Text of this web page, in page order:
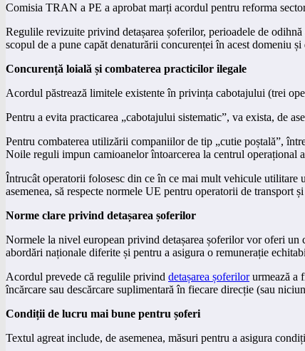
Comisia TRAN a PE a aprobat marți acordul pentru reforma
Regulile revizuite privind detașarea șoferilor, perioadele de
scopul de a pune capăt denaturării concurenței în acest domeniu
Concurență loială și combaterea practicilor ilegale
Acordul păstrează limitele existente în privința cabotajului (trei
Pentru a evita practicarea „cabotajului sistematic”, va exista, de
Pentru combaterea utilizării companiilor de tip „cutie poștală”,
Noile reguli impun camioanelor întoarcerea la centrul operațional
Întrucât operatorii folosesc din ce în ce mai mult vehicule utilitare
asemenea, să respecte normele UE pentru operatorii de transport
Norme clare privind detașarea șoferilor
Normele la nivel european privind detașarea șoferilor vor oferi
abordări naționale diferite și pentru a asigura o remunerație
Acordul prevede că regulile privind detașarea șoferilorurmează a
încărcare sau descărcare suplimentară în fiecare direcție (sau
Condiții de lucru mai bune pentru șoferi
Textul agreat include, de asemenea, măsuri pentru a asigura